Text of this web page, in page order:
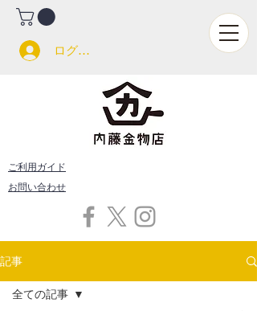
ログイン
ご利用ガイド
お問い合わせ
記事
全ての記事